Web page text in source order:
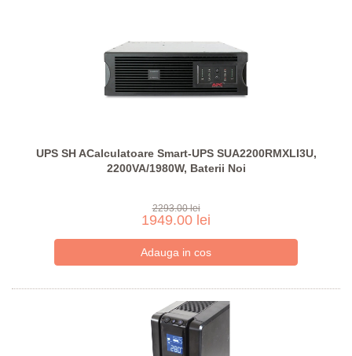
UPS SH ACalculatoare Smart-UPS SUA2200RMXLI3U,
2200VA/1980W, Baterii Noi
2293.00 lei
1949.00 lei